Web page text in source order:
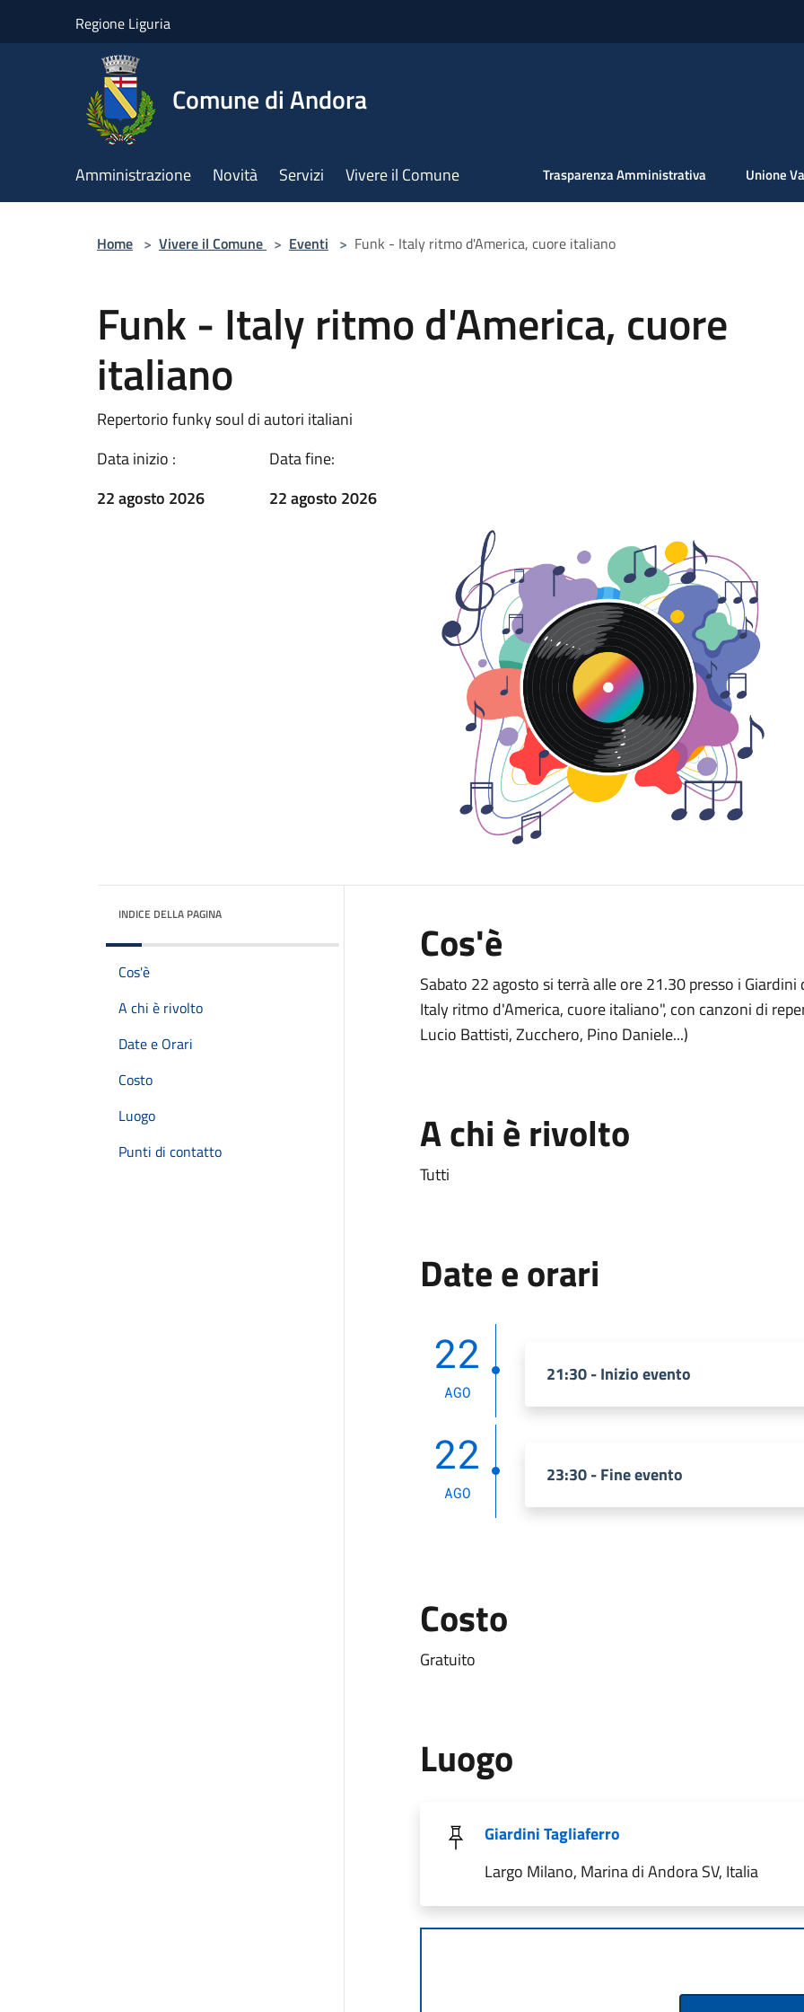
Regione Liguria
Comune di Andora
Amministrazione Novità Servizi Vivere il Comune Trasparenza Amministrativa Unione
Home > Vivere il Comune > Eventi > Funk - Italy ritmo d'America, cuore italiano
Funk - Italy ritmo d'America, cuore
italiano
Repertorio funky soul di autori italiani
Data inizio :
22 agosto 2026
Data fine:
22 agosto 2026
INDICE DELLA PAGINA
Cos'è
A chi è rivolto
Date e Orari
Costo
Luogo
Punti di contatto
Cos'è
Sabato 22 agosto si terrà alle ore 21.30 presso i
Italy ritmo d'America, cuore italiano", con canzoni di
Lucio Battisti, Zucchero, Pino Daniele...)
A chi è rivolto
Tutti
Date e orari
22
AGO
21:30 - Inizio evento
22
AGO
23:30 - Fine evento
Costo
Gratuito
Luogo
Giardini Tagliaferro
Largo Milano, Marina di Andora SV, Italia